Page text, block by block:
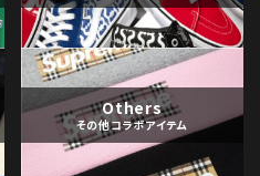
Others
その他コラボアイテム